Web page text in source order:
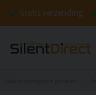
Gratis verzending